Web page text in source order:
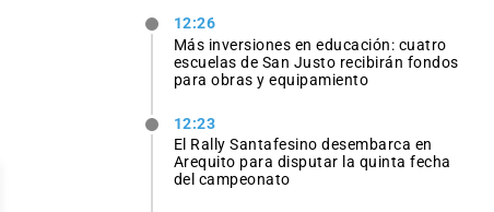
12:26
Más inversiones en educación: cuatro
escuelas de San Justo recibirán fondos
para obras y equipamiento
12:23
El Rally Santafesino desembarca en
Arequito para disputar la quinta fecha
del campeonato